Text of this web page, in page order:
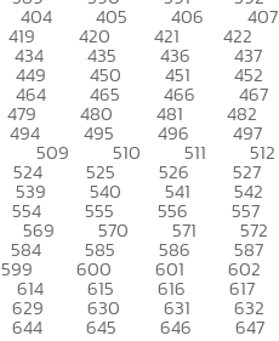
404 405 406 407
419 420 421 422
434 435 436 437
449 450 451 452
464 465 466 467
479 480 481 482
494 495 496 497
509 510 511 512
524 525 526 527
539 540 541 542
554 555 556 557
569 570 571 572
584 585 586 587
599 600 601 602
614 615 616 617
629 630 631 632
644 645 646 647